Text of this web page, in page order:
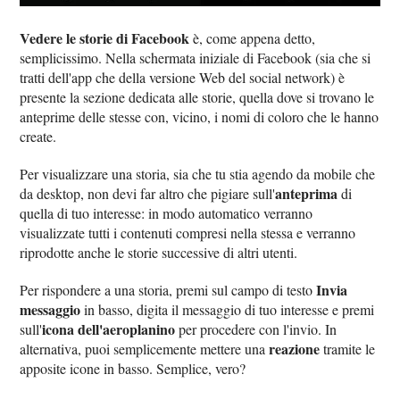
Vedere le storie di Facebook è, come appena detto,
semplicissimo. Nella schermata iniziale di Facebook (sia che si
tratti dell'app che della versione Web del social network) è
presente la sezione dedicata alle storie, quella dove si trovano le
anteprime delle stesse con, vicino, i nomi di coloro che le hanno
create.
Per visualizzare una storia, sia che tu stia agendo da mobile che
da desktop, non devi far altro che pigiare sull'anteprima di
quella di tuo interesse: in modo automatico verranno
visualizzate tutti i contenuti compresi nella stessa e verranno
riprodotte anche le storie successive di altri utenti.
Per rispondere a una storia, premi sul campo di testoInvia
messaggioin basso, digita il messaggio di tuo interesse e premi
sull'icona dell'aeroplaninoper procedere con l'invio. In
alternativa, puoi semplicemente mettere unareazionetramite le
apposite icone in basso. Semplice, vero?